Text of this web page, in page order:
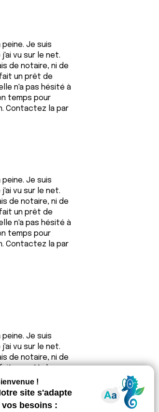
Je suis
vu sur le net.
de notaire, ni de
un prêt de
n'a pas hésité à
temps pour
Contactez la par
Je suis
vu sur le net.
de notaire, ni de
un prêt de
n'a pas hésité à
temps pour
Contactez la par
Je suis
vu sur le net.
de notaire, ni de
un prêt de
n'a pas hésité à
temps pour
Contactez la par